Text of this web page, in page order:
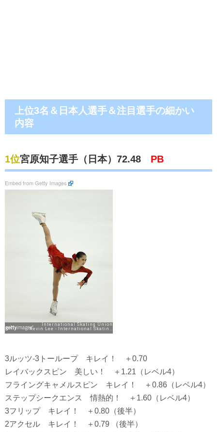
上位3名＆日本人選手＆注目選手の細かい
内容
1位宮原知子選手（日本）72.48 PB
Embed from Getty Images
3ルッツ-3トーループ キレイ！ ＋0.70
レイバックスピン 美しい！ ＋1.21（レベル4）
フライングキャメルスピン キレイ！ ＋0.86（レベル4）
ステップシークエンス 情熱的！ ＋1.60（レベル4）
3フリップ キレイ！ ＋0.80（後半）
2アクセル キレイ！ ＋0.79 （後半）